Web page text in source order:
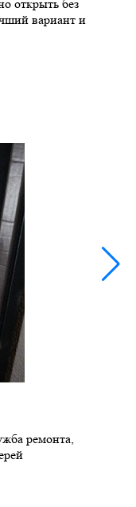
открыть без
вариант и
ремонта,